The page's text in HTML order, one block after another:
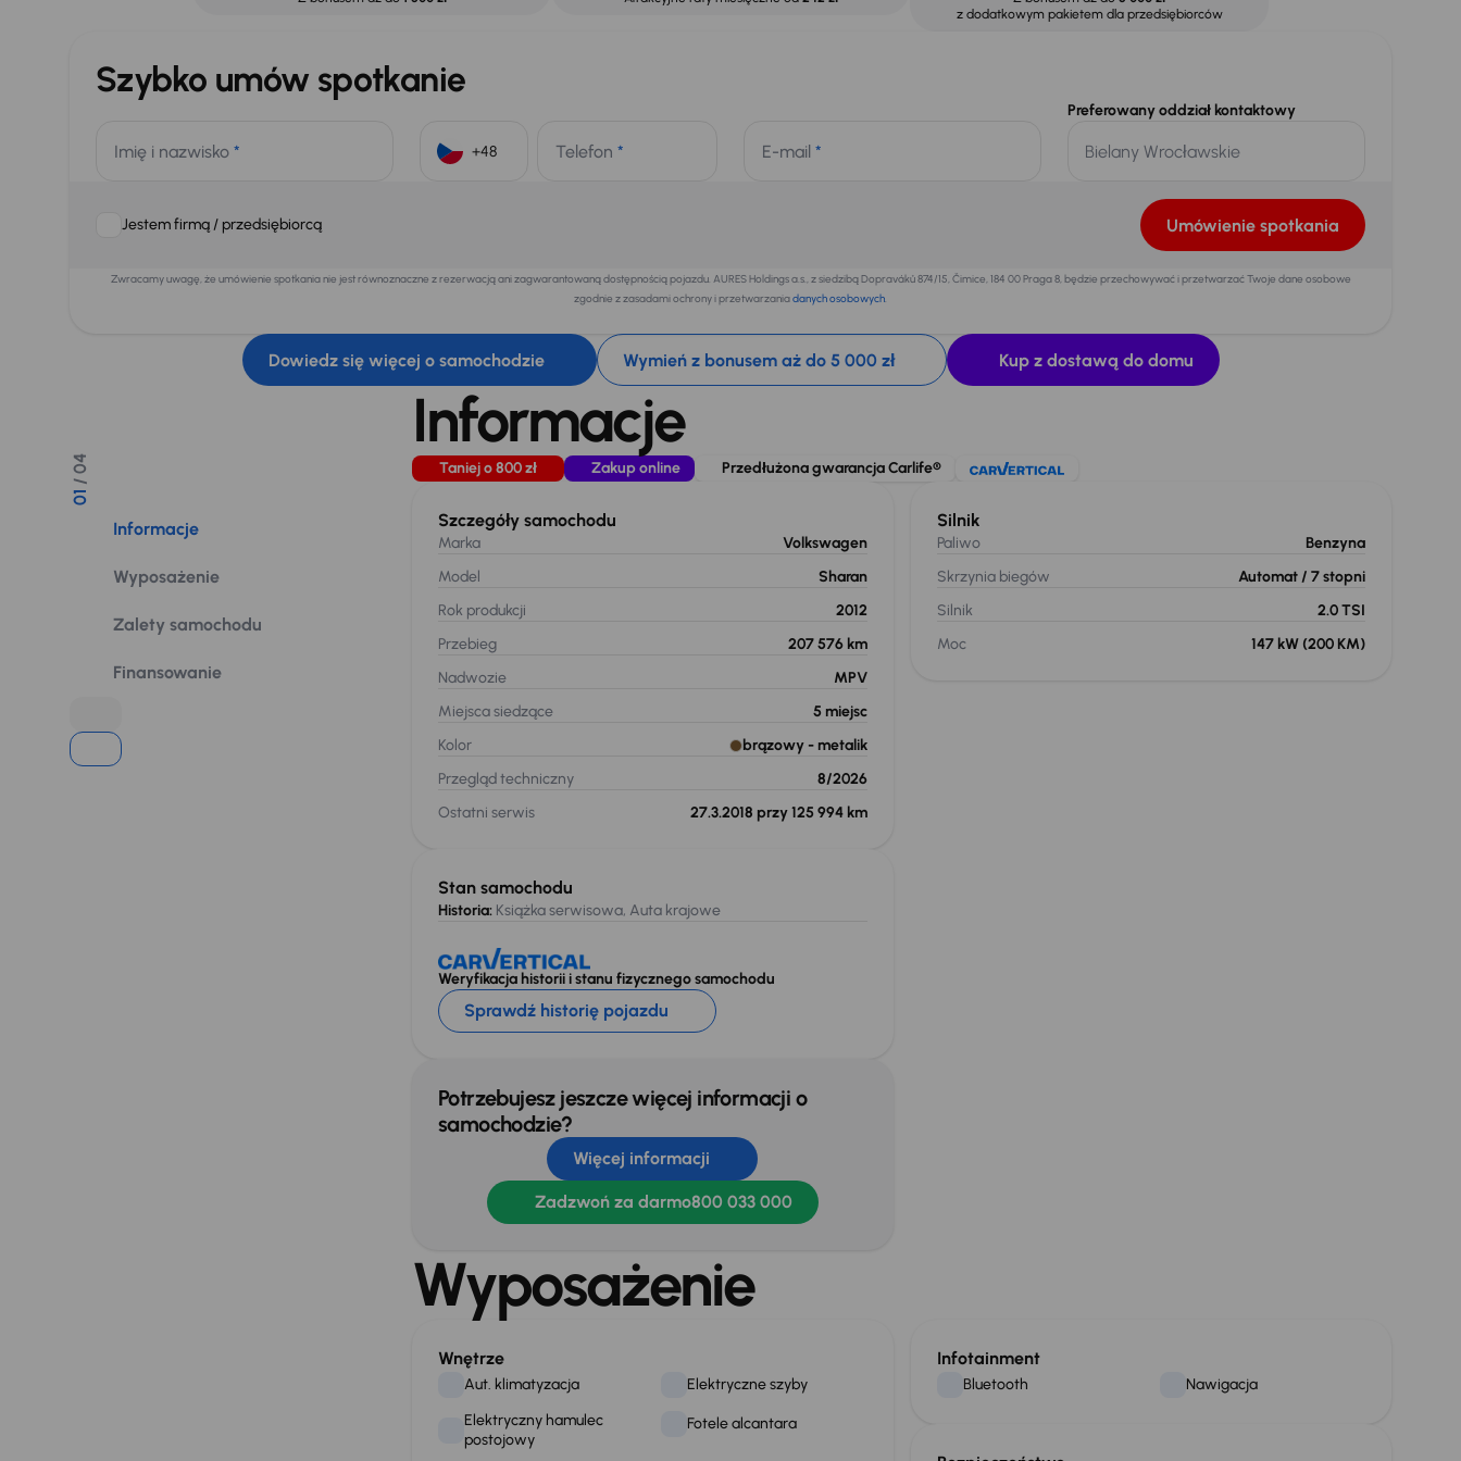
z dodatkowym pakietem dla przedsiębiorców
Szybko umów spotkanie
Imię i nazwisko * Telefon * E-mail *
Preferowany oddział kontaktowy
Jestem firmą / przedsiębiorcą Umówienie spotkania
Zwracamy uwagę, że umówienie spotkania nie jest równoznaczne z rezerwacją ani zagwarantowaną dostępnością pojazdu. AURES Holdings a.s., z siedzibą Dopraváků 874/15, Čimice, 184 00 Praga 8, będzie przechowywać i przetwarzać Twoje dane osobowe
zgodnie z zasadami ochrony i przetwarzaniadanych osobowych.
Dowiedz się więcej o samochodzie Wymień z bonusem aż do 5 000 zł Kup z dostawą do domu
01
/ 04
Informacje
Wyposażenie
Zalety samochodu
Finansowanie
Informacje
Taniej o 800 zł Zakup online Przedłużona gwarancja Carlife®
Szczegóły samochodu
Marka
Volkswagen
Model
Sharan
Rok produkcji
2012
Przebieg
207 576 km
Nadwozie
MPV
Miejsca siedzące
5 miejsc
Kolor
brązowy - metalik
Przegląd techniczny
8/2026
Ostatni serwis
27.3.2018 przy 125 994 km
Stan samochodu
Historia: Książka serwisowa, Auta krajowe
Weryfikacja historii i stanu fizycznego samochodu
Sprawdź historię pojazdu
Potrzebujesz jeszcze więcej informacji o
samochodzie?
Więcej informacji
Zadzwoń za darmo800 033 000
Silnik
Paliwo
Benzyna
Skrzynia biegów
Automat / 7 stopni
Silnik
2.0 TSI
Moc
147 kW (200 KM)
Wyposażenie
Wnętrze
Aut. klimatyzacja
Elektryczne szyby
Elektryczny hamulec
postojowy
Fotele alcantara
Infotainment
Bluetooth Nawigacja